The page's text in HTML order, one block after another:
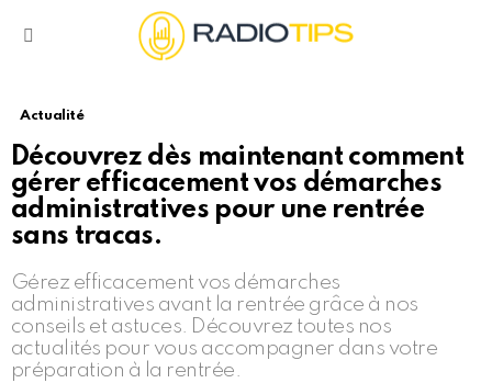
Actualité
Découvrez dès maintenant comment
gérer efficacement vos démarches
administratives pour une rentrée
sans tracas.
Gérez efficacement vos démarches
administratives avant la rentrée grâce à nos
conseils et astuces. Découvrez toutes nos
actualités pour vous accompagner dans votre
préparation à la rentrée.